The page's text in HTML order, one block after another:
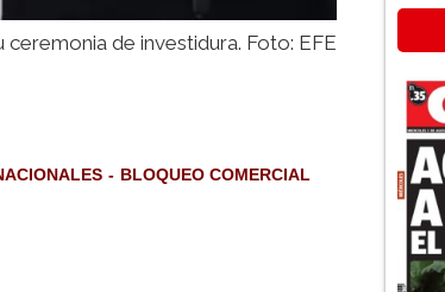
de investidura. Foto: EFE
BLOQUEO COMERCIAL